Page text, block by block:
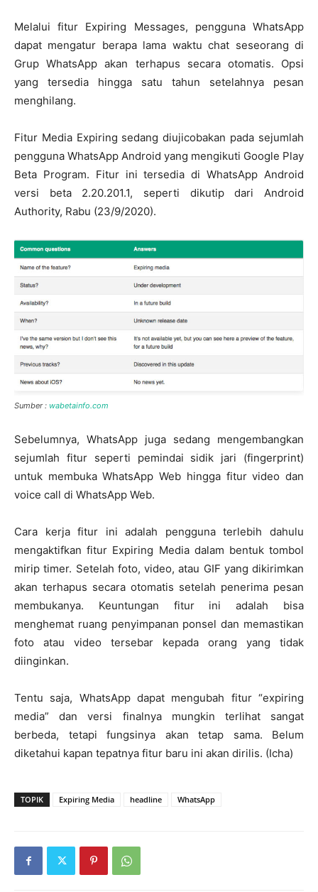
Melalui fitur Expiring Messages, pengguna WhatsApp
dapat mengatur berapa lama waktu chat seseorang di
Grup WhatsApp akan terhapus secara otomatis. Opsi
yang tersedia hingga satu tahun setelahnya pesan
menghilang.
Fitur Media Expiring sedang diujicobakan pada sejumlah
pengguna WhatsApp Android yang mengikuti Google Play
Beta Program. Fitur ini tersedia di WhatsApp Android
versi beta 2.20.201.1, seperti dikutip dari Android
Authority, Rabu (23/9/2020).
Sumber : wabetainfo.com
Sebelumnya, WhatsApp juga sedang mengembangkan
sejumlah fitur seperti pemindai sidik jari (fingerprint)
untuk membuka WhatsApp Web hingga fitur video dan
voice call di WhatsApp Web.
Cara kerja fitur ini adalah pengguna terlebih dahulu
mengaktifkan fitur Expiring Media dalam bentuk tombol
mirip timer. Setelah foto, video, atau GIF yang dikirimkan
akan terhapus secara otomatis setelah penerima pesan
membukanya. Keuntungan fitur ini adalah bisa
menghemat ruang penyimpanan ponsel dan memastikan
foto atau video tersebar kepada orang yang tidak
diinginkan.
Tentu saja, WhatsApp dapat mengubah fitur “expiring
media” dan versi finalnya mungkin terlihat sangat
berbeda, tetapi fungsinya akan tetap sama. Belum
diketahui kapan tepatnya fitur baru ini akan dirilis. (Icha)
TOPIK Expiring Media headline WhatsApp